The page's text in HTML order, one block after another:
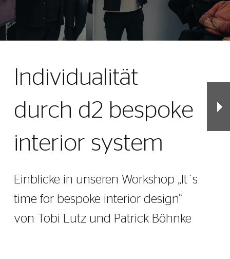
Individualität
durch d2 bespoke
interior system
Einblicke in unseren Workshop „It´s
time for bespoke interior design“
von Tobi Lutz und Patrick Böhnke